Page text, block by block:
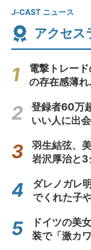
J-CAST ニュース
アクセス
電撃トレー
の存在感薄
登録者60万
いい人に出
羽生結弦、
岩沢厚治と
ダレノガレ
でくれた子
ドイツの美
装で「激カ